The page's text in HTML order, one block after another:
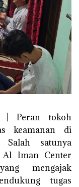
| Peran tokoh
keamanan di
Salah satunya
Iman Center
mengajak
tugas